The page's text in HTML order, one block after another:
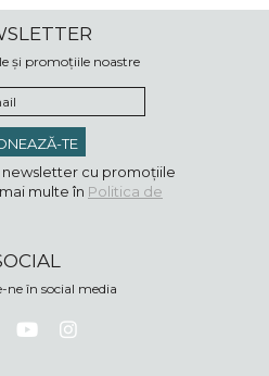
și promoțiile noastre
newsletter cu promoțiile
multe în Politica de
ne în social media